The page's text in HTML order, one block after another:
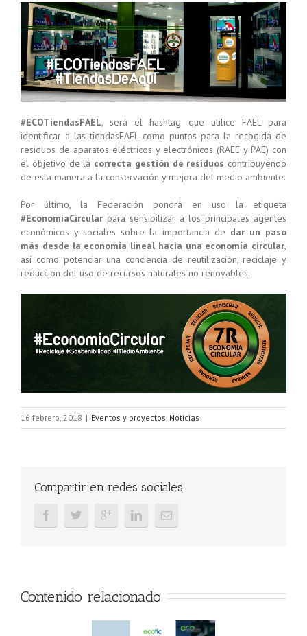
#ECOTiendasFAEL, será el hashtag que utilice FAEL para
identificar a las tiendasFAEL como puntos para la recogida de
residuos de aparatos eléctricos y electrónicos (RAEE y PAE) con
el objetivo de la correcta gestión de residuos contribuyendo
de esta manera a la conservación y mejora del medio ambiente.
Por último, la Federación pondrá en uso la etiqueta
#EconomíaCircular para sensibilizar a los principales agentes
económicos y sociales sobre la importancia de dar un paso
más desde la economía lineal hacia una economía circular,
así como potenciar una conciencia de reutilización, reciclaje y
reducción del uso de recursos naturales no renovables.
16 febrero, 2018 | Eventos y proyectos Noticias
Compartir en redes sociales
Contenido relacionado